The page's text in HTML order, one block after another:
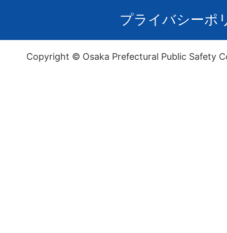
プライバシーポ
Copyright © Osaka Prefectural Public Safety